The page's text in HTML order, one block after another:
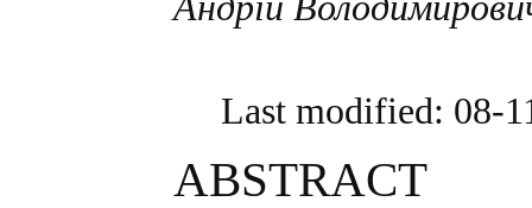
Last modified: 08-
ABSTRACT